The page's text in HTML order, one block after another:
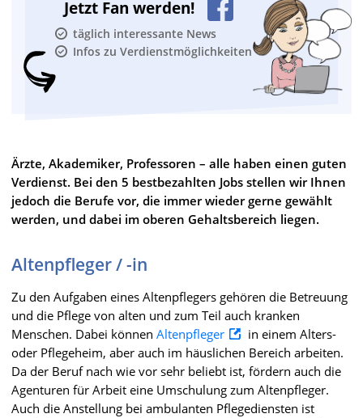
Jetzt Fan werden!
täglich interessante News
Infos zu Verdienstmöglichkeiten
Ärzte, Akademiker, Professoren – alle haben einen guten
Verdienst. Bei den 5 bestbezahlten Jobs stellen wir Ihnen
jedoch die Berufe vor, die immer wieder gerne gewählt
werden, und dabei im oberen Gehaltsbereich liegen.
Altenpfleger / -in
Zu den Aufgaben eines Altenpflegers gehören die Betreuung
und die Pflege von alten und zum Teil auch kranken
Menschen. Dabei können Altenpfleger
in einem Alters-
oder Pflegeheim, aber auch im häuslichen Bereich arbeiten.
Da der Beruf nach wie vor sehr beliebt ist, fördern auch die
Agenturen für Arbeit eine Umschulung zum Altenpfleger.
Auch die Anstellung bei ambulanten Pflegediensten ist